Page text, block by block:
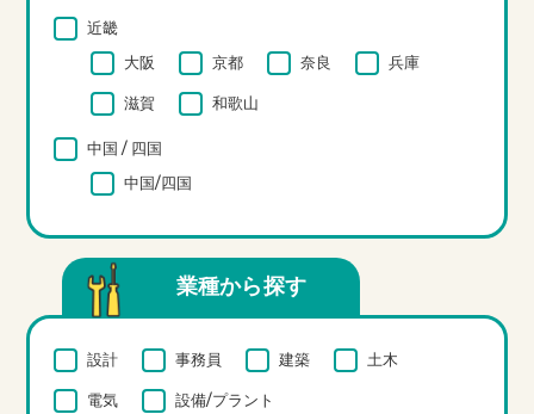
近畿
大阪
京都 奈良 兵庫
滋賀 和歌山
中国 / 四国
中国/四国
業種から探す
設計 事務員 建築 土木
電気 設備/プラント